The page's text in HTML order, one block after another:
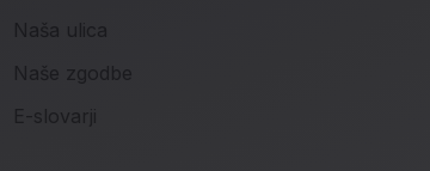
Naša ulica
Naše zgodbe
E-slovarji